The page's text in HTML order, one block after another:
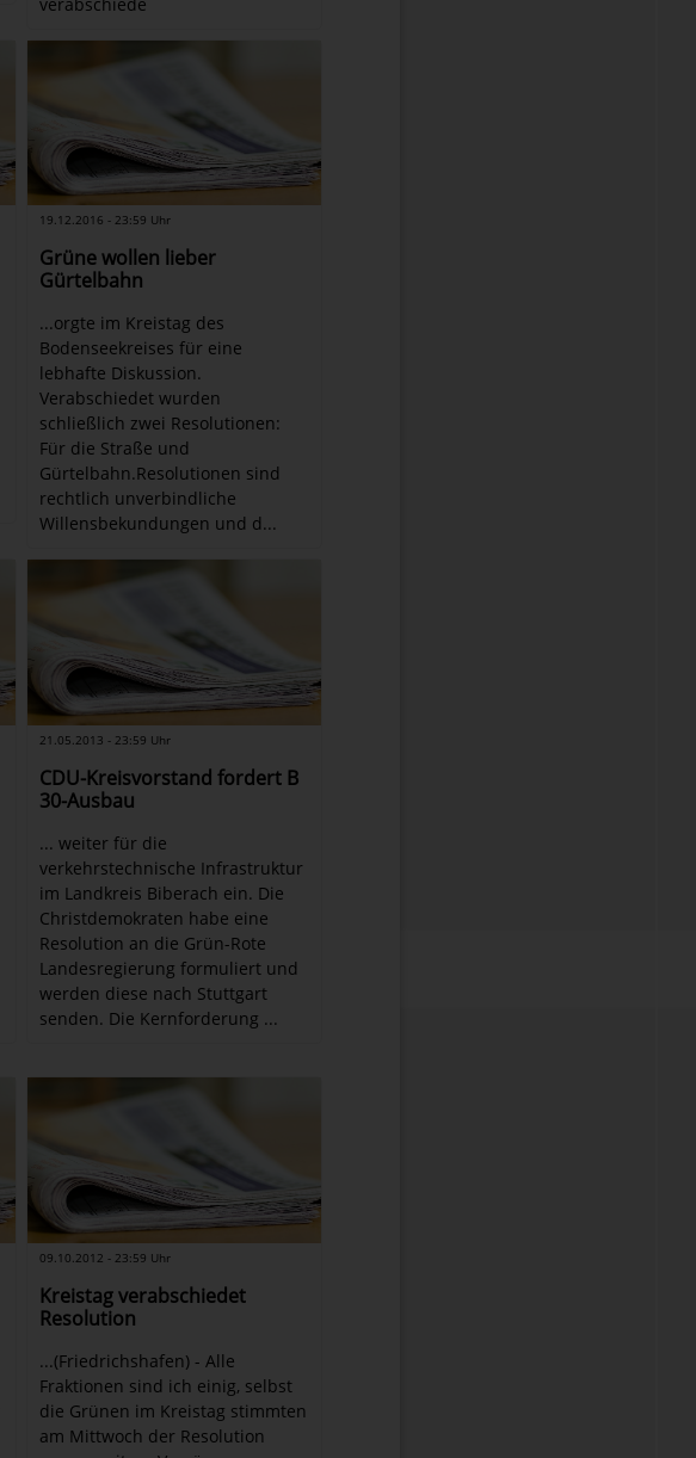
19.12.2016 - 23:59 Uhr
Grüne wollen lieber
Gürtelbahn
...orgte im Kreistag des
Bodenseekreises für eine
lebhafte Diskussion.
Verabschiedet wurden
schließlich zwei Resolutionen:
Für die Straße und
Gürtelbahn.Resolutionen sind
rechtlich unverbindliche
Willensbekundungen und d...
21.05.2013 - 23:59 Uhr
CDU-Kreisvorstand fordert B
30-Ausbau
... weiter für die
verkehrstechnische Infrastruktur
im Landkreis Biberach ein. Die
Christdemokraten habe eine
Resolution an die Grün-Rote
Landesregierung formuliert und
werden diese nach Stuttgart
senden. Die Kernforderung ...
09.10.2012 - 23:59 Uhr
Kreistag verabschiedet
Resolution
...(Friedrichshafen) - Alle
Fraktionen sind ich einig, selbst
die Grünen im Kreistag stimmten
am Mittwoch der Resolution